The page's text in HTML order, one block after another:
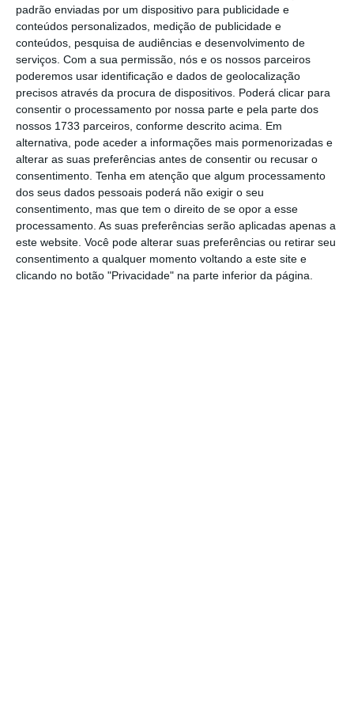
padrão enviadas por um dispositivo para publicidade e
conteúdos personalizados, medição de publicidade e
conteúdos, pesquisa de audiências e desenvolvimento de
serviços. Com a sua permissão, nós e os nossos parceiros
poderemos usar identificação e dados de geolocalização
precisos através da procura de dispositivos. Poderá clicar para
consentir o processamento por nossa parte e pela parte dos
nossos 1733 parceiros, conforme descrito acima. Em
alternativa, pode aceder a informações mais pormenorizadas e
alterar as suas preferências antes de consentir ou recusar o
consentimento. Tenha em atenção que algum processamento
dos seus dados pessoais poderá não exigir o seu
consentimento, mas que tem o direito de se opor a esse
processamento. As suas preferências serão aplicadas apenas a
este website. Você pode alterar suas preferências ou retirar seu
consentimento a qualquer momento voltando a este site e
clicando no botão "Privacidade" na parte inferior da página.
não podemos deixar de explorar os nossos
recursos naturais”, afirmou.
Prospeções de lítio em Boticas reforçam elevado
Ler Mais
Mira Amaral frisou que esta opinião é
meramente pessoal e a CIP não “tomou
nenhuma posição na matéria”, insistindo que,
se “a legislação implica estudos de impacto
ambiental”, então que se façam os estudos.